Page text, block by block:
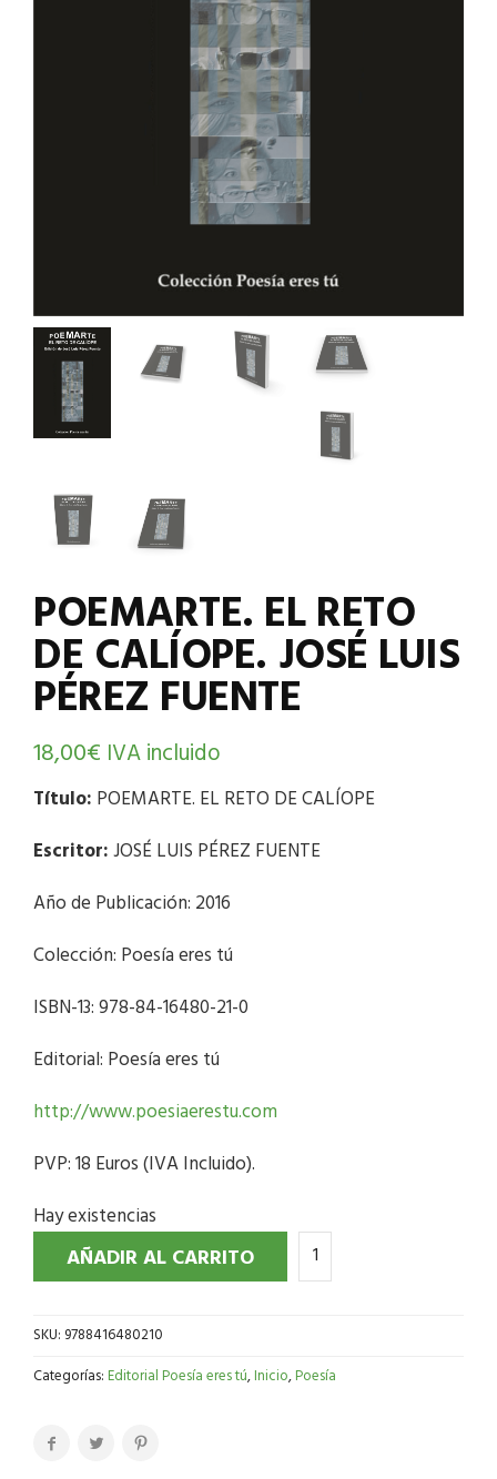
POEMARTE. EL RETO
DE CALÍOPE. JOSÉ LUIS
PÉREZ FUENTE
18,00€ IVA incluido
Título: POEMARTE. EL RETO DE CALÍOPE
Escritor:JOSÉ LUIS PÉREZ FUENTE
Año de Publicación: 2016
Colección: Poesía eres tú
ISBN-13: 978-84-16480-21-0
Editorial: Poesía eres tú
http://www.poesiaerestu.com
PVP: 18 Euros (IVA Incluido).
Hay existencias
AÑADIR AL CARRITO
SKU: 9788416480210
Categorías:Editorial Poesía eres tú,Inicio,Poesía